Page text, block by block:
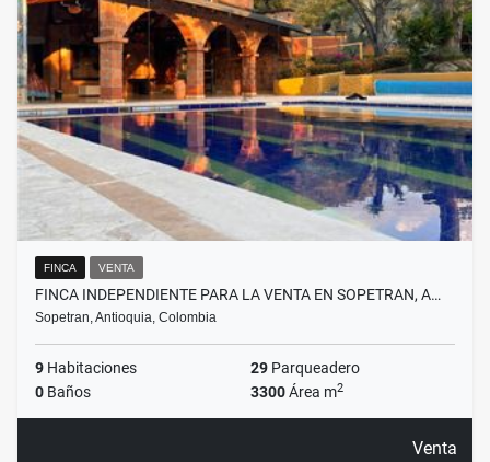
FINCA VENTA
FINCA INDEPENDIENTE PARA LA VENTA EN SOPETRAN, A…
Sopetran, Antioquia, Colombia
9 Habitaciones 29 Parqueadero
0 Baños 3300Área m2
Venta